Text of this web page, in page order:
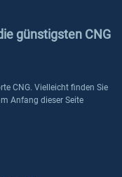
günstigsten CNG
CNG. Vielleicht finden Sie
Anfang dieser Seite